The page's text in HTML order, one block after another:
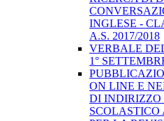
INGLESE -
A.S. 2017/2018
VERBALE
1°
ON LINE E
DI INDIRIZZO